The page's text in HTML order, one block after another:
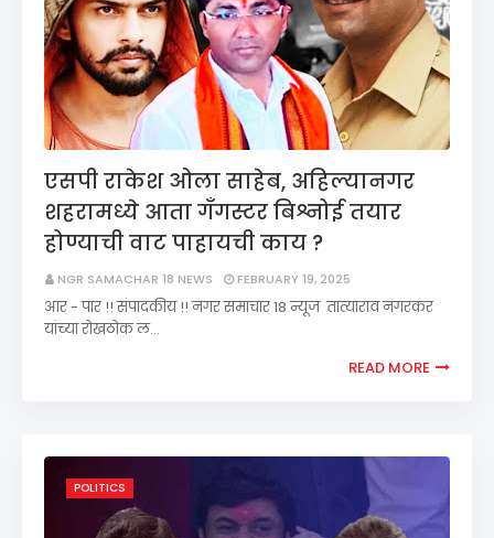
एसपी राकेश ओला साहेब, अहिल्यानगर
शहरामध्ये आता गॅंगस्टर बिश्नोई तयार
होण्याची वाट पाहायची काय ?
NGR SAMACHAR 18 NEWS FEBRUARY 19, 2025
आर - पार !! संपादकीय !! नगर समाचार 18 न्यूज तात्याराव नगरकर
यांच्या रोखठोक ल…
READ MORE
POLITICS